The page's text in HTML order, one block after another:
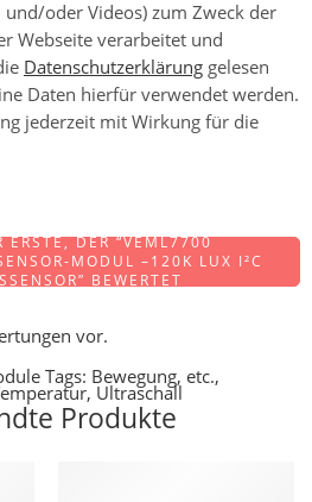
oder Videos) zum Zweck der
Webseite verarbeitet und
Datenschutzerklärung gelesen
Daten hierfür verwendet werden.
jederzeit mit Wirkung für die
ERSTE, DER “VEML7700
MODUL –120K LUX I²C
BEWERTET
vor.
Tags: Bewegung, etc.,
, Ultraschall
Produkte